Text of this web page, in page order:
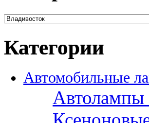
Категории
Автомобильные
Автолампы